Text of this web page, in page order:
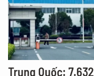
Trung Quốc: